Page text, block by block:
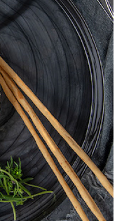
+90 212 422 10 66